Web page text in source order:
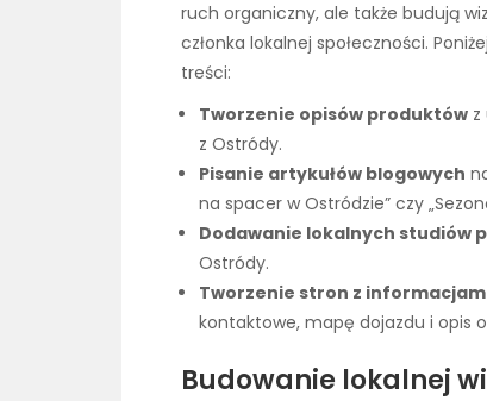
ruch organiczny, ale także budują
członka lokalnej społeczności.
treści:
Tworzenie opisów produktów
z Ostródy.
Pisanie artykułów blogowych
na spacer w Ostródzie” czy
Dodawanie lokalnych studiów
Ostródy.
Tworzenie stron z
kontaktowe, mapę dojazdu i opis
Budowanie lokalnej